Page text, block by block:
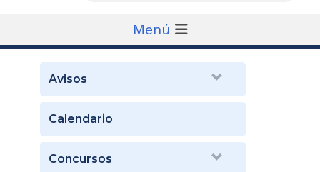
Menú
Avisos
Calendario
Concursos